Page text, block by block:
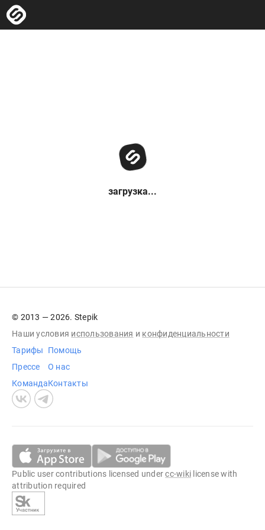
загрузка...
© 2013 — 2026. Stepik
Наши условия использования и конфиденциальности
Тарифы
Прессе
Команда
Помощь
О нас
Контакты
Public user contributions licensed undercc-wiki license with
attribution required